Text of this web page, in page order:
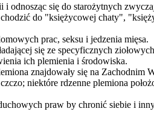
odnosząc się do starożytnych
chodzić do "księżycowej chaty",
prac, seksu i jedzenia mięsa.
się ze specyficznych
ich plemienia i środowiska.
znajdowały się na Zachodnim
niektóre rdzenne plemiona
praw by chronić siebie i